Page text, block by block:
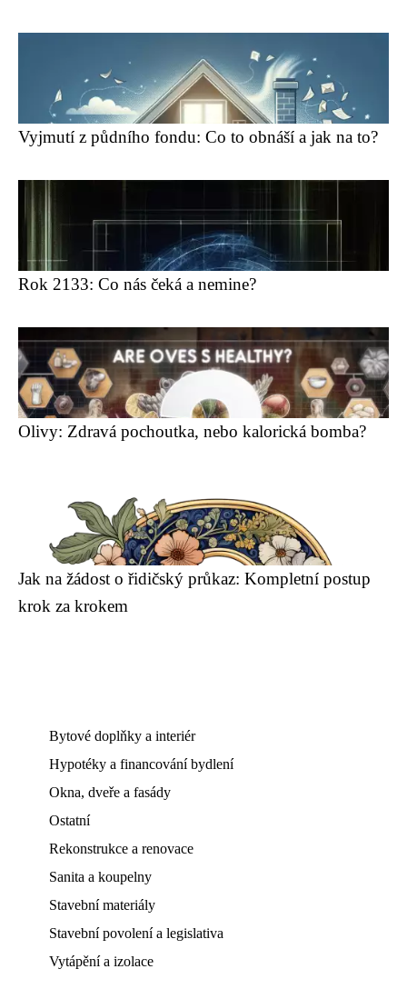
Vyjmutí z půdního fondu: Co to obnáší a jak na to?
Rok 2133: Co nás čeká a nemine?
Olivy: Zdravá pochoutka, nebo kalorická bomba?
Jak na žádost o řidičský průkaz: Kompletní postup
krok za krokem
Bytové doplňky a interiér
Hypotéky a financování bydlení
Okna, dveře a fasády
Ostatní
Rekonstrukce a renovace
Sanita a koupelny
Stavební materiály
Stavební povolení a legislativa
Vytápění a izolace